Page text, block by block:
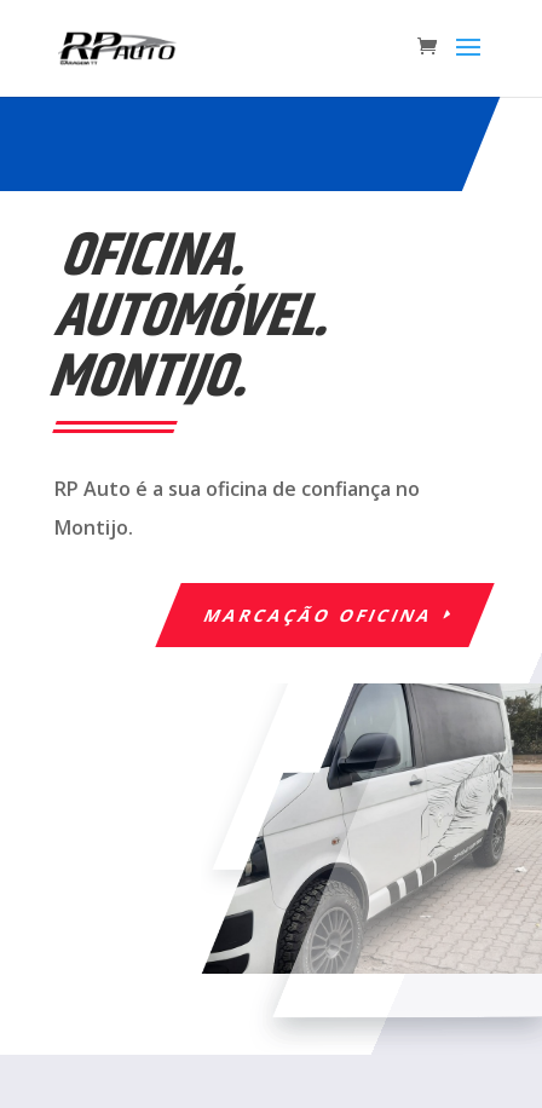
OFICINA.
AUTOMÓVEL.
MONTIJO.
RP Auto é a sua oficina de confiança no
Montijo.
MARCAÇÃO OFICINA